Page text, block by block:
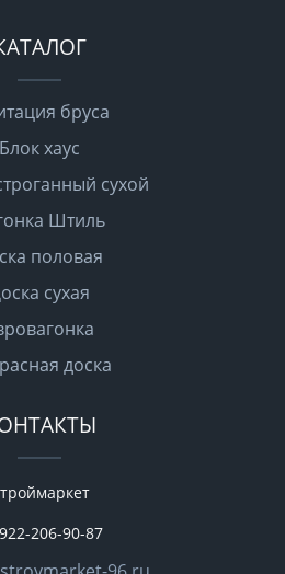
бруса
Блок хаус
сухой
Штиль
половая
сухая
доска
206-90-87